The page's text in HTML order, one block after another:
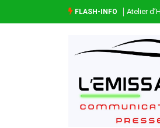
FLASH-INFO Atelier